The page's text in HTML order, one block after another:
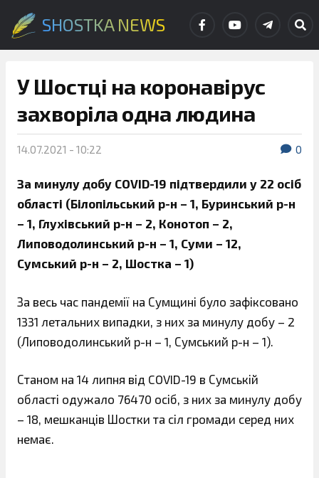
SHOSTKA NEWS
У Шостці на коронавірус
захворіла одна людина
14.07.2021 - 10:22 0
За минулу добу COVID-19 підтвердили у 22 осіб
області (Білопільський р-н – 1, Буринський р-н
– 1, Глухівський р-н – 2, Конотоп – 2,
Липоводолинський р-н – 1, Суми – 12,
Сумський р-н – 2, Шостка – 1)
За весь час пандемії на Сумщині було зафіксовано
1331 летальних випадки, з них за минулу добу – 2
(Липоводолинський р-н – 1, Сумський р-н – 1).
Станом на 14 липня від COVID-19 в Сумській
області одужало 76470 осіб, з них за минулу добу
– 18, мешканців Шостки та сіл громади серед них
немає.